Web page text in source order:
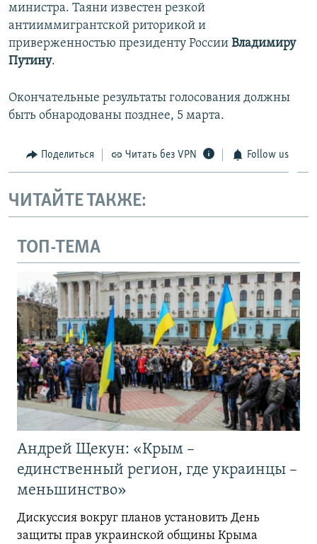
министра. Таяни известен резкой
антииммигрантской риторикой и
приверженностью президенту России Владимиру
Путину.
Окончательные результаты голосования должны
быть обнародованы позднее, 5 марта.
Поделиться Читать без VPN Follow us
ЧИТАЙТЕ ТАКЖЕ:
ТОП-ТЕМА
Андрей Щекун: «Крым –
единственный регион, где украинцы –
меньшинство»
Дискуссия вокруг планов установить День
защиты прав украинской общины Крыма